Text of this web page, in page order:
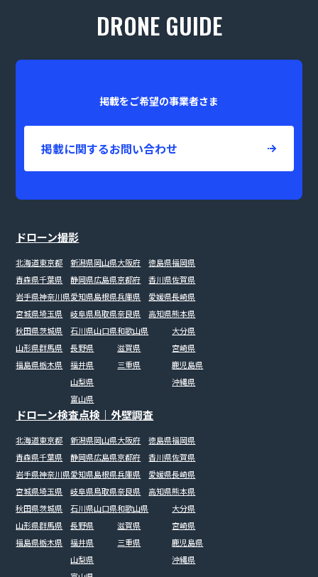
DRONE GUIDE
掲載をご希望の事業者さま
掲載に関するお問い合わせ
ドローン撮影
北海道
青森県
岩手県
宮城県
秋田県
山形県
福島県
東京都
千葉県
神奈川県
埼玉県
茨城県
群馬県
栃木県
新潟県
静岡県
愛知県
岐阜県
石川県
長野県
福井県
山梨県
富山県
岡山県
広島県
島根県
鳥取県
山口県
大阪府
京都府
兵庫県
奈良県
和歌山県
滋賀県
三重県
徳島県
香川県
愛媛県
高知県
福岡県
佐賀県
長崎県
熊本県
大分県
宮崎県
鹿児島県
沖縄県
ドローン検査点検｜外壁調査
北海道
青森県
岩手県
宮城県
秋田県
山形県
福島県
東京都
千葉県
神奈川県
埼玉県
茨城県
群馬県
栃木県
新潟県
静岡県
愛知県
岐阜県
石川県
長野県
福井県
山梨県
岡山県
広島県
島根県
鳥取県
山口県
大阪府
京都府
兵庫県
奈良県
和歌山県
滋賀県
三重県
徳島県
香川県
愛媛県
高知県
福岡県
佐賀県
長崎県
熊本県
大分県
宮崎県
鹿児島県
沖縄県